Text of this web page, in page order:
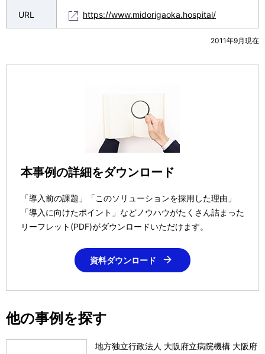
URL https://www.midorigaoka.hospital/
2011年9月現在
本事例の詳細をダウンロード
「導入前の課題」「このソリューションを採用した理由」
「導入に向けたポイント」などノウハウがたくさん詰まった
リーフレット(PDF)がダウンロードいただけます。
資料ダウンロード
他の事例を探す
地方独立行政法人 大阪府立病院機構 大阪府